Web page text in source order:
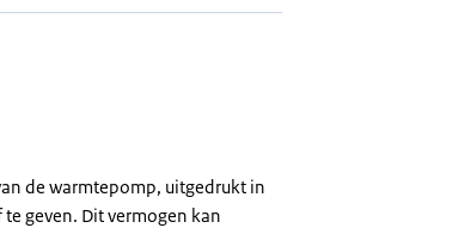
de warmtepomp, uitgedrukt in
geven. Dit vermogen kan